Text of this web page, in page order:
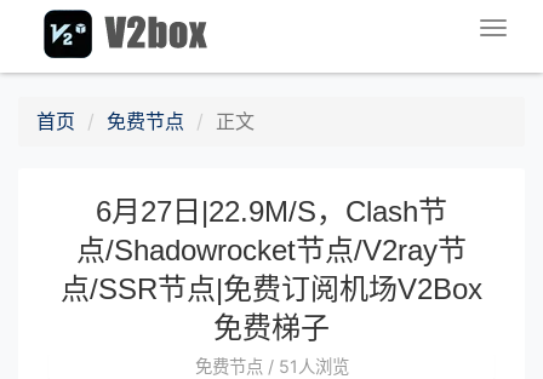
首页 免费节点 正文
6月27日|22.9M/S，Clash节
点/Shadowrocket节点/V2ray节
点/SSR节点|免费订阅机场V2Box
免费梯子
免费节点 / 51人浏览